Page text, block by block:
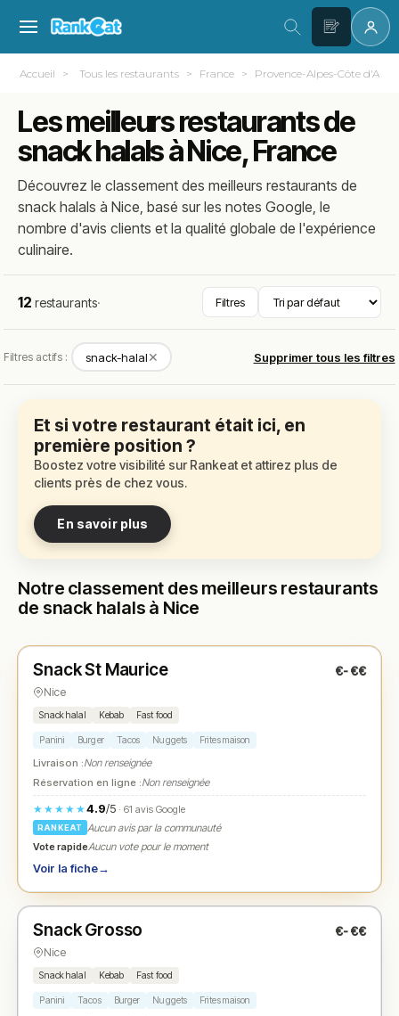
Accueil Tous les restaurants France Provence-Alpes-Côte d'Azur
Les meilleurs restaurants de
snack halals à Nice, France
Découvrez le classement des meilleurs restaurants de
snack halals à Nice, basé sur les notes Google, le
nombre d'avis clients et la qualité globale de l'expérience
culinaire.
12 restaurants· Filtres
Filtres actifs : snack-halal✕ Supprimer tous les filtres
Et si votre restaurant était ici, en
première position ?
Boostez votre visibilité sur Rankeat et attirez plus de
clients près de chez vous.
En savoir plus
Notre classement des meilleurs restaurants
de snack halals à Nice
★ N° 1
Snack St Maurice €-€€
Nice
Snack halal Kebab Fast food
Panini Burger Tacos Nuggets Frites maison
Livraison :Non renseignée
Réservation en ligne :Non renseignée
★★★★★4.9/5· 61 avis Google
RANKEAT
Aucun avis par la communauté
Vote rapideAucun vote pour le moment
Voir la fiche→
★ N° 2
Snack Grosso €-€€
Nice
Snack halal Kebab Fast food
Panini Tacos Burger Nuggets Frites maison